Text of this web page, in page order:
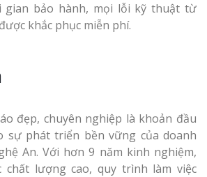
gian bảo hành, mọi lỗi kỹ thuật từ
khắc phục miễn phí.
đẹp, chuyên nghiệp là khoản đầu
sự phát triển bền vững của doanh
An. Với hơn 9 năm kinh nghiệm,
lượng cao, quy trình làm việc